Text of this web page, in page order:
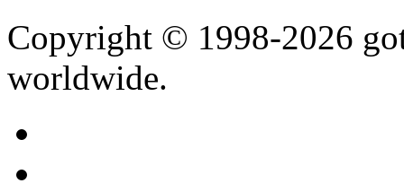
Copyright © 1998-2026
worldwide.